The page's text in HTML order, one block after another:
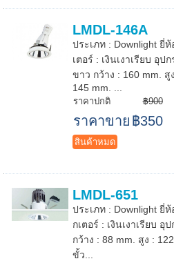
LMDL-146A
ประเภท : Downlight ยี่
เตอร์ : เงินเงาเรียบ อุ
ขาว กว้าง : 160 mm. สู
145 mm. ...
ราคาปกติ ฿900
ราคาขาย ฿350
สินค้าหมด
LMDL-651
ประเภท : Downlight ยี่
กเตอร์ : เงินเงาเรียบ
กว้าง : 88 mm. สูง :
ขั้ว...